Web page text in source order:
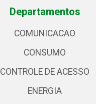
Departamentos
COMUNICACAO
CONSUMO
CONTROLE DE ACESSO
ENERGIA